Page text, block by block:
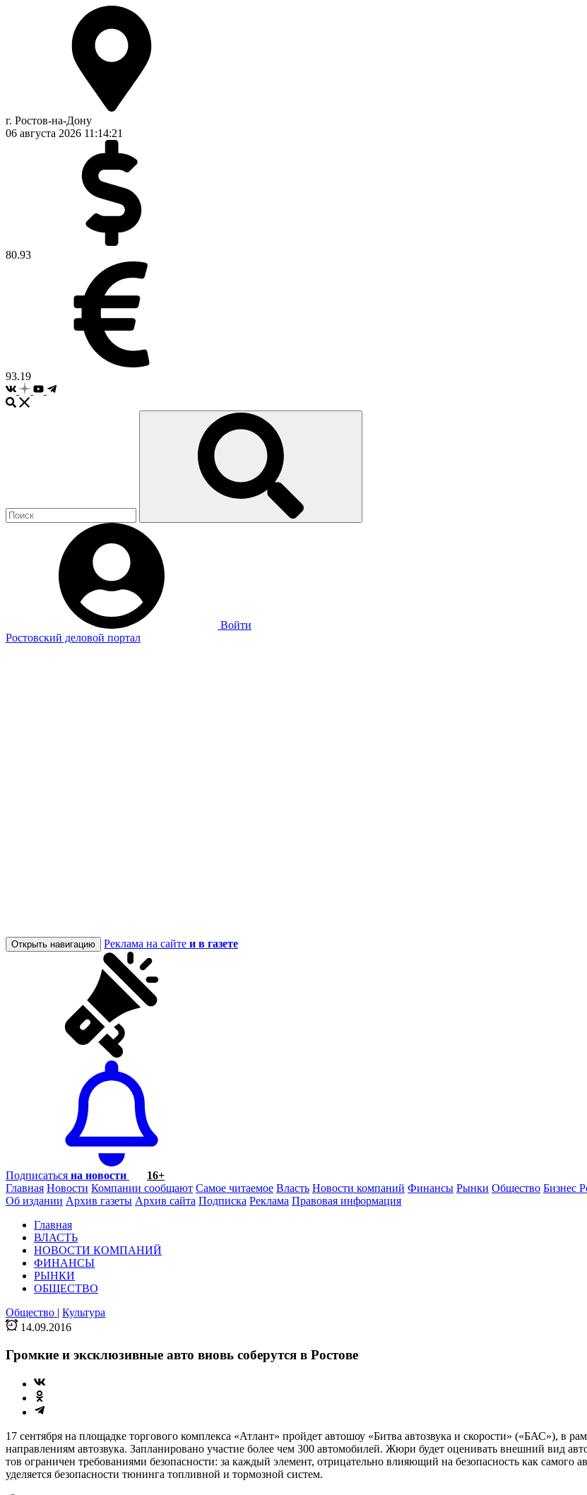
г. Ростов-на-Дону
06 августа 2026 11:14:22
80.93
93.19
Войти
Ростовский деловой портал
Открыть навигацию Реклама на сайте и в газете
Подписаться на новости
16+
Главная Новости Компании сообщают Самое читаемое Власть Новости компаний Финансы Рынки Общество Бизнес
Об издании Архив газеты Архив сайта Подписка Реклама Правовая информация
Главная
ВЛАСТЬ
НОВОСТИ КОМПАНИЙ
ФИНАНСЫ
РЫНКИ
ОБЩЕСТВО
Общество | Культура
14.09.2016
Громкие и эксклюзивные авто вновь соберутся в Ростове
17 сентября на площадке торгового комплекса «Атлант» пройдет авто­шоу «Битва автозвука и скорости» («БАС»), в
направлениям авто­звука. Запланировано участие более чем 300 автомобилей. Жюри будет оценивать внешний вид
тов ограничен требованиями безопас­­ности: за каждый элемент, отрицательно влияющий на безопасность как самого
уделяется безопасности тюнинга топливной и тормозной систем.